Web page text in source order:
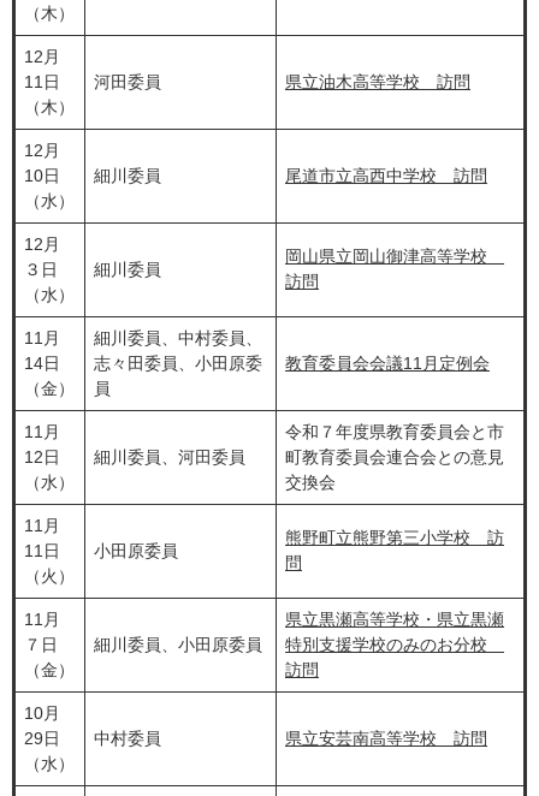
（木）
12月
11日
（木）
河田委員 県立油木高等学校 訪問
12月
10日
（水）
細川委員 尾道市立高西中学校 訪問
12月
３日
（水）
細川委員
岡山県立岡山御津高等学校
訪問
11月
14日
（金）
細川委員、中村委員、
志々田委員、小田原委
員
教育委員会会議11月定例会
11月
12日
（水）
細川委員、河田委員
令和７年度県教育委員会と市
町教育委員会連合会との意見
交換会
11月
11日
（火）
小田原委員
熊野町立熊野第三小学校 訪
問
11月
７日
（金）
細川委員、小田原委員
県立黒瀬高等学校・県立黒瀬
特別支援学校のみのお分校
訪問
10月
29日
（水）
中村委員 県立安芸南高等学校 訪問